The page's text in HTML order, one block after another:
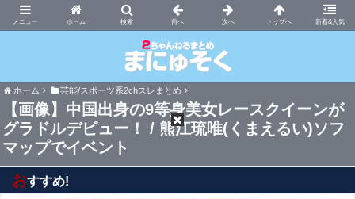
ホーム 新着&人気
まにゅそく 2chまとめニュース速報VIP
ホーム 芸能/スポーツ系2chスレまとめ
【画像】中国出身の9等身美女レースクイーンが
グラドルデビュー！ / 熊江琉唯(くまえるい)ソフ
マップでイベント
おすすめ!